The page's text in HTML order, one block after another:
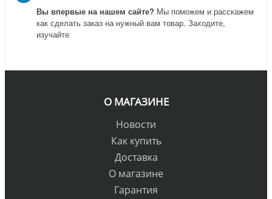
Вы впервые на нашем сайте? Мы поможем и расскажем
как сделать заказ на нужный вам товар. Заходите,
изучайте
О МАГАЗИНЕ
Новости
Как купить
Доставка
О магазине
Гарантия